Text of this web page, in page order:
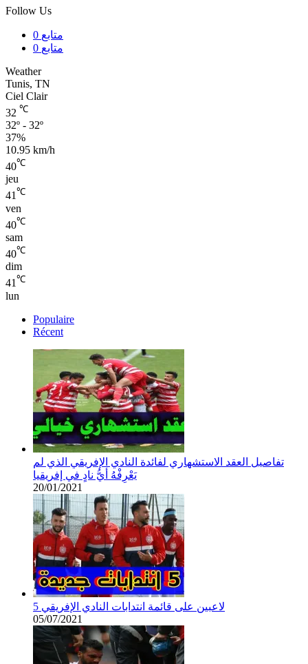
Follow Us
0 متابع
0 متابع
Weather
Tunis, TN
Ciel Clair
32 ℃
32º - 32º
37%
10.95 km/h
40℃
jeu
41℃
ven
40℃
sam
40℃
dim
41℃
lun
Populaire
Récent
تفاصيل العقد الاستشهاري لفائدة النادي الإفريقي الذي لم
يَعْرِفْهُ أيُّ نادٍ في إفريقيا
20/01/2021
5 لاعبين على قائمة انتدابات النادي الإفريقي
05/07/2021